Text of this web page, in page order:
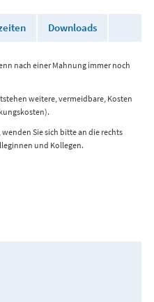
Downloads
nach einer Mahnung immer noch
weitere, vermeidbare, Kosten
Sie sich bitte an die rechts
und Kollegen.